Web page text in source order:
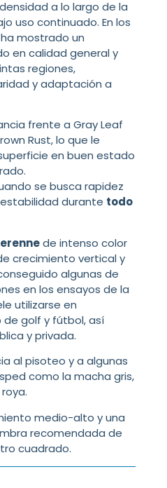
a lo largo de la
uso continuado. En los
ha mostrado un
en calidad general y
regiones,
y adaptación a
frente a Gray Leaf
Rust, lo que le
en buen estado
se busca rapidez
durante todo
de intenso color
crecimiento vertical y
algunas de
en los ensayos de la
utilizarse en
golf y fútbol, así
y privada.
al pisoteo y a algunas
como la macha gris,
medio-alto y una
recomendada de
cuadrado.